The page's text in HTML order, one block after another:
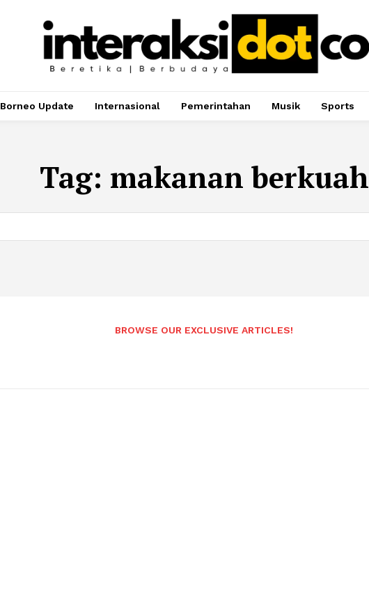
Borneo Update Internasional Pemerintahan Musik Sports
Tag: makanan berkuah
BROWSE OUR EXCLUSIVE ARTICLES!